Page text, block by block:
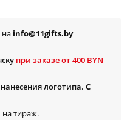
на info@11gifts.by
при заказе от 400 BYN
логотипа. С
тираж.